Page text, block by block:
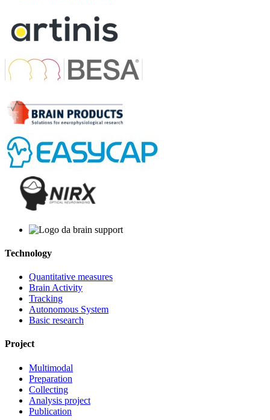
Technology
Quantitative measures
Brain Activity
Tracking
Autonomous System
Basic research
Project
Multimodal
Preparation
Collecting
Analysis project
Publication